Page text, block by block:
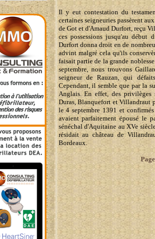
Il y eut contestation du
certaines seigneuries passèrent
de Got et d'Amaud Durfort, reçu
ces possessions jusqu'au début
Durfort donna droit en de
advint malgré cela qu'ils
faisait partie de la grande
septembre, nous trouvons
seigneur de Rauzan, qui
Cependant, il semble que par la
Anglais. En effet, des privilèges
Duras, Blanquefort et Villandraut
le 4 septembre 1391 et
avaient parfaitement épousé le
sénéchal d'Aquitaine au XVe
résidait au château de
Bordeaux.